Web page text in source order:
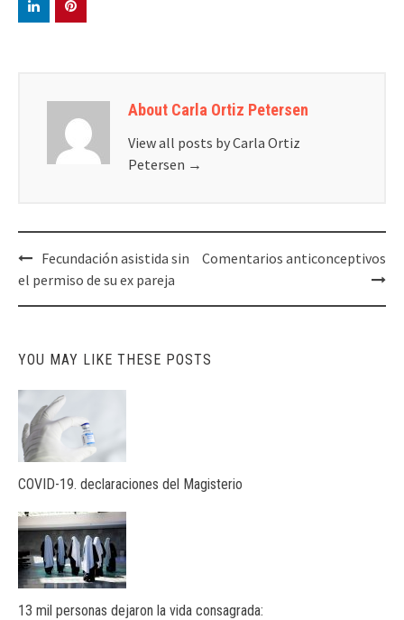
About Carla Ortiz Petersen
View all posts by Carla Ortiz
Petersen →
Post
navigation
Fecundación asistida sin
el permiso de su ex pareja
Comentarios anticonceptivos
YOU MAY LIKE THESE POSTS
COVID-19. declaraciones del Magisterio
13 mil personas dejaron la vida consagrada: